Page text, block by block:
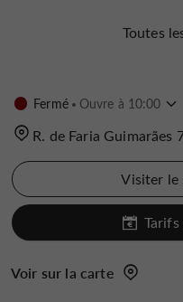
Toutes
Fermé Ouvre à 10:00
R. de Faria
Visiter le
Tarifs
Voir sur la carte